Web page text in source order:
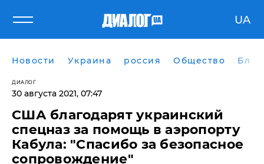
UA
Новости Украина россия Общество
ДИАЛОГ
30 августа 2021, 07:47
США благодарят украинский
спецназ за помощь в аэропорту
Кабула: "Спасибо за безопасное
сопровождение"